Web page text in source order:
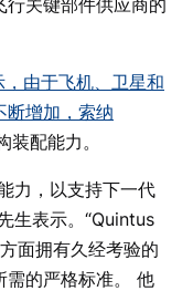
关键部件供应商的
由于飞机、卫星和
断增加，索纳
配能力。
力，以支持下一代
生表示。“Quintus
面拥有久经考验的
需的严格标准。 他